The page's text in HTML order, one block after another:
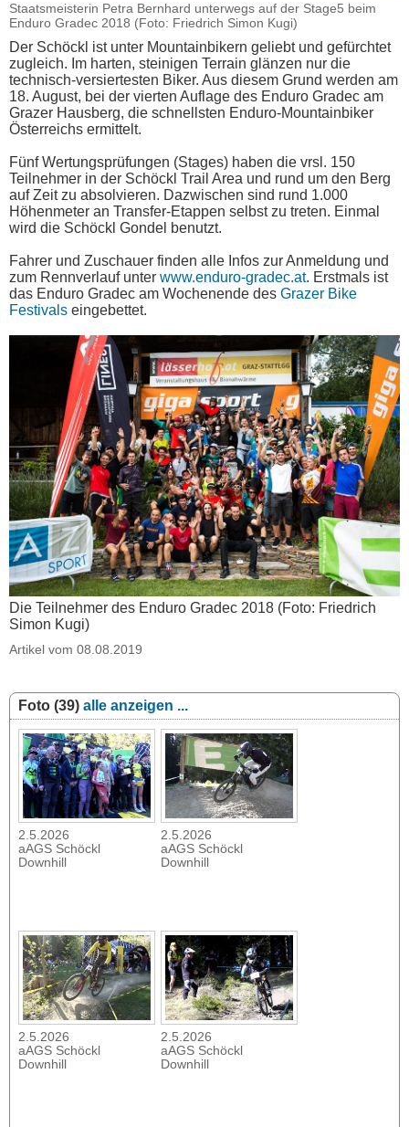
Staatsmeisterin Petra Bernhard unterwegs auf der Stage5 beim
Enduro Gradec 2018 (Foto: Friedrich Simon Kugi)
Der Schöckl ist unter Mountainbikern geliebt und gefürchtet
zugleich. Im harten, steinigen Terrain glänzen nur die
technisch-versiertesten Biker. Aus diesem Grund werden am
18. August, bei der vierten Auflage des Enduro Gradec am
Grazer Hausberg, die schnellsten Enduro-Mountainbiker
Österreichs ermittelt.
Fünf Wertungsprüfungen (Stages) haben die vrsl. 150
Teilnehmer in der Schöckl Trail Area und rund um den Berg
auf Zeit zu absolvieren. Dazwischen sind rund 1.000
Höhenmeter an Transfer-Etappen selbst zu treten. Einmal
wird die Schöckl Gondel benutzt.
Fahrer und Zuschauer finden alle Infos zur Anmeldung und
zum Rennverlauf unter www.enduro-gradec.at. Erstmals ist
das Enduro Gradec am Wochenende des Grazer Bike
Festivals eingebettet.
Die Teilnehmer des Enduro Gradec 2018 (Foto: Friedrich
Simon Kugi)
Artikel vom 08.08.2019
Foto (39) alle anzeigen ...
2.5.2026
aAGS Schöckl
Downhill
2.5.2026
aAGS Schöckl
Downhill
2.5.2026
aAGS Schöckl
Downhill
2.5.2026
aAGS Schöckl
Downhill